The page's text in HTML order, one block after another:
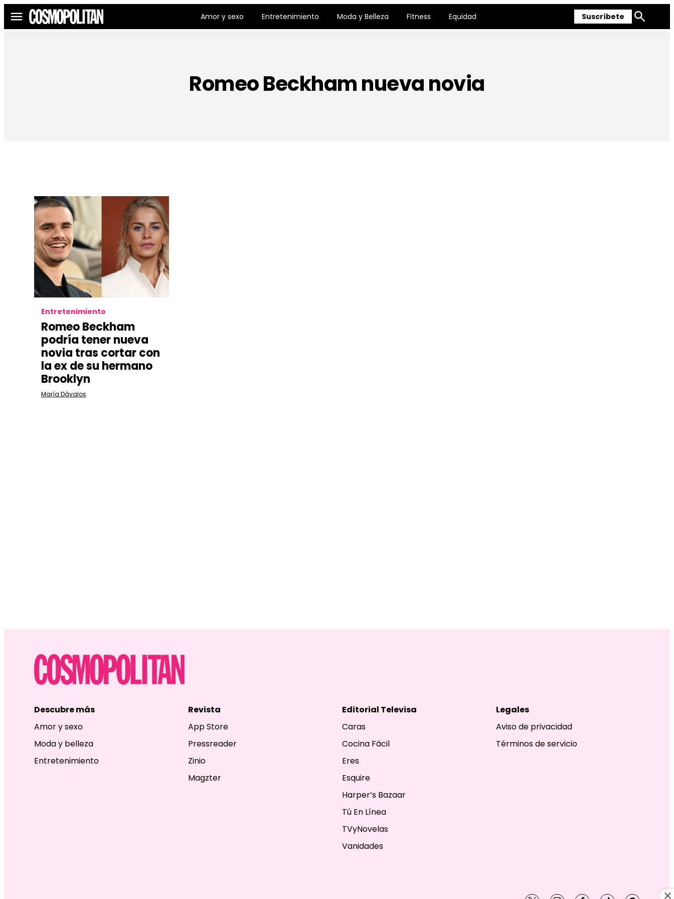
Menú Amor y sexo Entretenimiento Moda y Belleza Fitness Equidad Suscríbete
Mostrar
Romeo Beckham nueva novia
Entretenimiento
Romeo Beckham
podría tener nueva
novia tras cortar con
la ex de su hermano
Brooklyn
María Dávalos
Descubre más
Amor y sexo
Moda y belleza
Entretenimiento
Revista
App Store
Pressreader
Zinio
Magzter
Editorial Televisa
Caras
Cocina Fácil
Eres
Esquire
Harper’s Bazaar
Tú En Línea
TVyNovelas
Vanidades
Legales
Aviso de privacidad
Términos de servicio